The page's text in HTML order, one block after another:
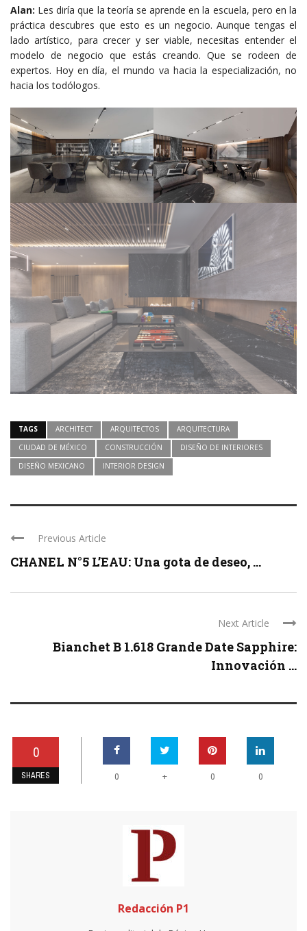
Alan: Les diría que la teoría se aprende en la escuela, pero en la
práctica descubres que esto es un negocio. Aunque tengas el
lado artístico, para crecer y ser viable, necesitas entender el
modelo de negocio que estás creando. Que se rodeen de
expertos. Hoy en día, el mundo va hacia la especialización, no
hacia los todólogos.
TAGS ARCHITECT ARQUITECTOS
ARQUITECTURA
CIUDAD DE MÉXICO
CONSTRUCCIÓN
DISEÑO DE INTERIORES
DISEÑO MEXICANO
INTERIOR DESIGN
Previous Article
CHANEL N°5 L’EAU: Una gota de deseo, ...
Next Article
Bianchet B 1.618 Grande Date Sapphire:
Innovación ...
0
SHARES 0 + 0 0
Redacción P1